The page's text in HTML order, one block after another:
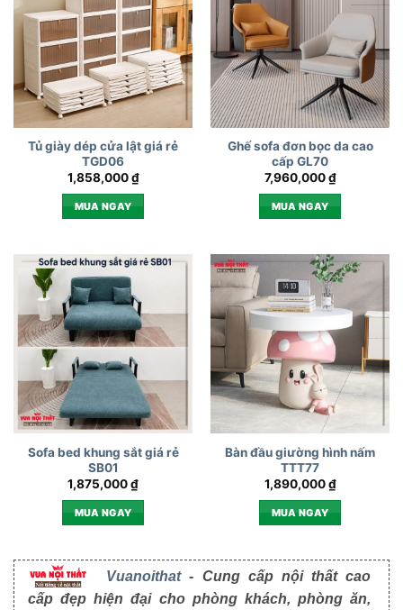
Tủ giày dép cửa lật giá rẻ
TGD06
1,858,000₫
MUA NGAY
Ghế sofa đơn bọc da cao
cấp GL70
7,960,000₫
MUA NGAY
Sofa bed khung sắt giá rẻ
SB01
1,875,000₫
MUA NGAY
Bàn đầu giường hình nấm
TTT77
1,890,000₫
MUA NGAY
Vuanoithat- Cung cấp nội thất cao
cấp đẹp hiện đại cho phòng khách, phòng ăn,